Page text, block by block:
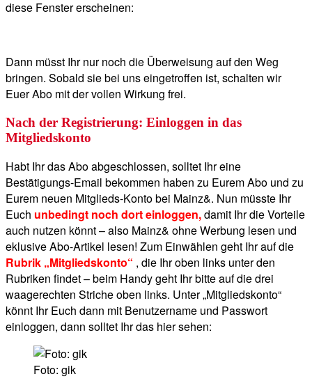
diese Fenster erscheinen:
Dann müsst Ihr nur noch die Überweisung auf den Weg
bringen. Sobald sie bei uns eingetroffen ist, schalten wir
Euer Abo mit der vollen Wirkung frei.
Nach der Registrierung: Einloggen in das
Mitgliedskonto
Habt Ihr das Abo abgeschlossen, solltet Ihr eine
Bestätigungs-Email bekommen haben zu Eurem Abo und zu
Eurem neuen Mitglieds-Konto bei Mainz&. Nun müsste Ihr
Euch unbedingt noch dort einloggen,damit Ihr die Vorteile
auch nutzen könnt – also Mainz& ohne Werbung lesen und
eklusive Abo-Artikel lesen! Zum Einwählen geht Ihr auf die
Rubrik „Mitgliedskonto“ , die Ihr oben links unter den
Rubriken findet – beim Handy geht Ihr bitte auf die drei
waagerechten Striche oben links. Unter „Mitgliedskonto“
könnt Ihr Euch dann mit Benutzername und Passwort
einloggen, dann solltet Ihr das hier sehen:
Foto: gik